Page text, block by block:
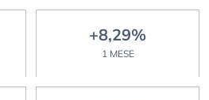
+8,29%
1 MESE